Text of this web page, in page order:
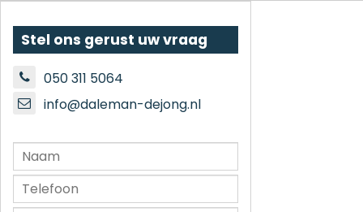
Stel ons gerust uw vraag
050 311 5064
info@daleman-dejong.nl